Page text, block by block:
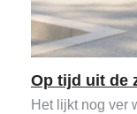
Op tijd uit de
Het lijkt nog ver